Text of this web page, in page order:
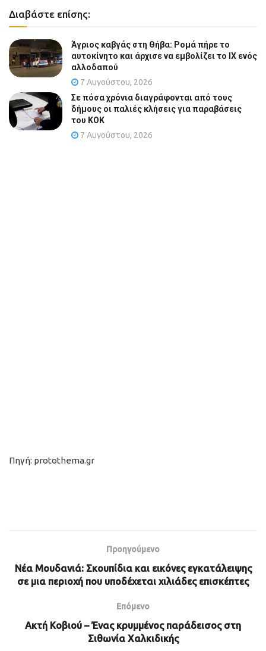
Διαβάστε επίσης:
Άγριος καβγάς στη Θήβα: Ρομά πήρε το
αυτοκίνητο και άρχισε να εμβολίζει το ΙΧ ενός
αλλοδαπού
7 Αυγούστου, 2026
Σε πόσα χρόνια διαγράφονται από τους
δήμους οι παλιές κλήσεις για παραβάσεις
του ΚΟΚ
7 Αυγούστου, 2026
Πηγή: protothema.gr
Προηγούμενο
Νέα Μουδανιά: Σκουπίδια και εικόνες εγκατάλειψης
σε μια περιοχή που υποδέχεται χιλιάδες επισκέπτες
Επόμενο
Ακτή Κοβιού – Ένας κρυμμένος παράδεισος στη
Σιθωνία Χαλκιδικής